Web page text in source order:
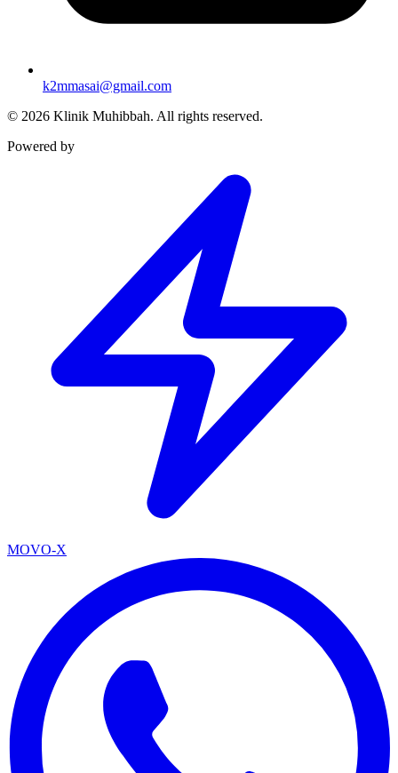
k2mmasai@gmail.com
© 2026 Klinik Muhibbah. All rights reserved.
Powered by
MOVO-X